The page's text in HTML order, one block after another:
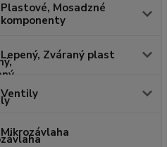
Plastové, Mosadzné
komponenty
Lepený, Zváraný plast
Ventily
Mikrozávlaha